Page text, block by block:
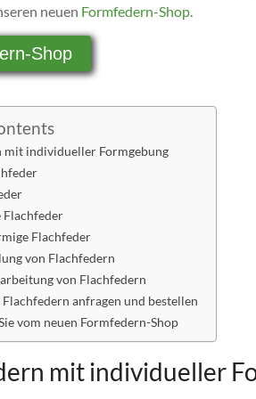
neuen Formfedern-Shop.
Shop
mit individueller Formgebung
Flachfeder
Flachfeder
von Flachfedern
von Flachfedern
anfragen und bestellen
vom neuen Formfedern-Shop
mit individueller